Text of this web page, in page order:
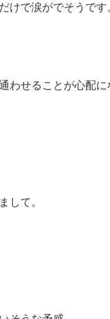
けで涙がでそうです
わせることが心配に
して。